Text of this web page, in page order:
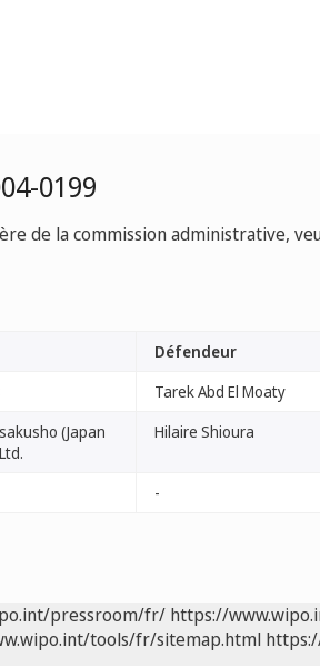
0199
de la commission administrative,
Défendeur
Tarek Abd El Moaty
(Japan
Hilaire Shioura
-
pressroom/fr/ https://
tools/fr/sitemap.html